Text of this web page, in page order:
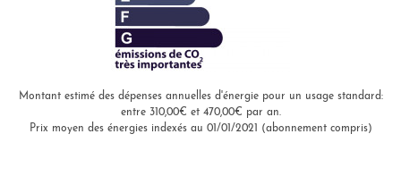
Montant estimé des dépenses annuelles d'énergie pour un usage standard:
entre 310,00€ et 470,00€ par an.
Prix moyen des énergies indexés au 01/01/2021 (abonnement compris)